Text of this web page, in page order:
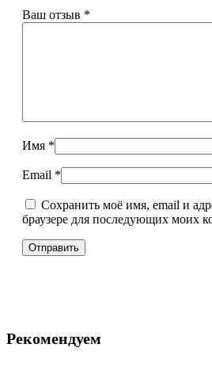
Ваш отзыв *
Имя *
Email *
Сохранить моё имя, email и
браузере для последующих моих
Рекомендуем